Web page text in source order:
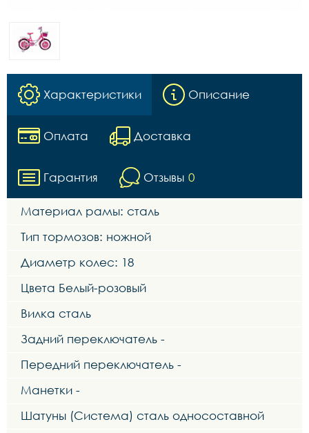
Характеристики Описание
Оплата Доставка
Гарантия Отзывы 0
Материал рамы: сталь
Тип тормозов: ножной
Диаметр колес: 18
Цвета Белый-розовый
Вилка сталь
Задний переключатель -
Передний переключатель -
Манетки -
Шатуны (Система) сталь односоставной